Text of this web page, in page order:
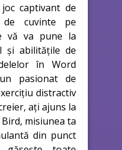
captivant de
cuvinte pe
vă va pune la
și abilitățile de
în Word
pasionat de
distractiv
ați ajuns la
misiunea ta
din punct